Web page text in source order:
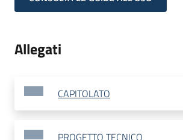
Allegati
CAPITOLATO
PROGETTO TECNICO